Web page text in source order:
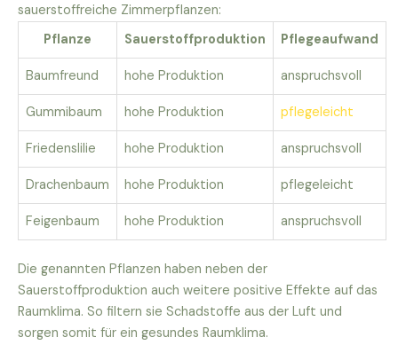
sauerstoffreiche Zimmerpflanzen:
Pflanze
Sauerstoffproduktion Pflegeaufwand
Baumfreund hohe Produktion anspruchsvoll
Gummibaum hohe Produktion pflegeleicht
Friedenslilie hohe Produktion anspruchsvoll
Drachenbaum hohe Produktion pflegeleicht
Feigenbaum hohe Produktion anspruchsvoll
Die genannten Pflanzen haben neben der
Sauerstoffproduktion auch weitere positive Effekte auf das
Raumklima. So filtern sie Schadstoffe aus der Luft und
sorgen somit für ein gesundes Raumklima.